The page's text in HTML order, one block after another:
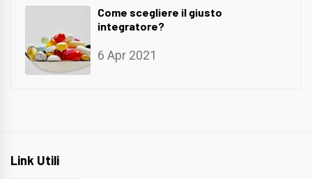
Come scegliere il giusto
integratore?
6 Apr 2021
Link Utili